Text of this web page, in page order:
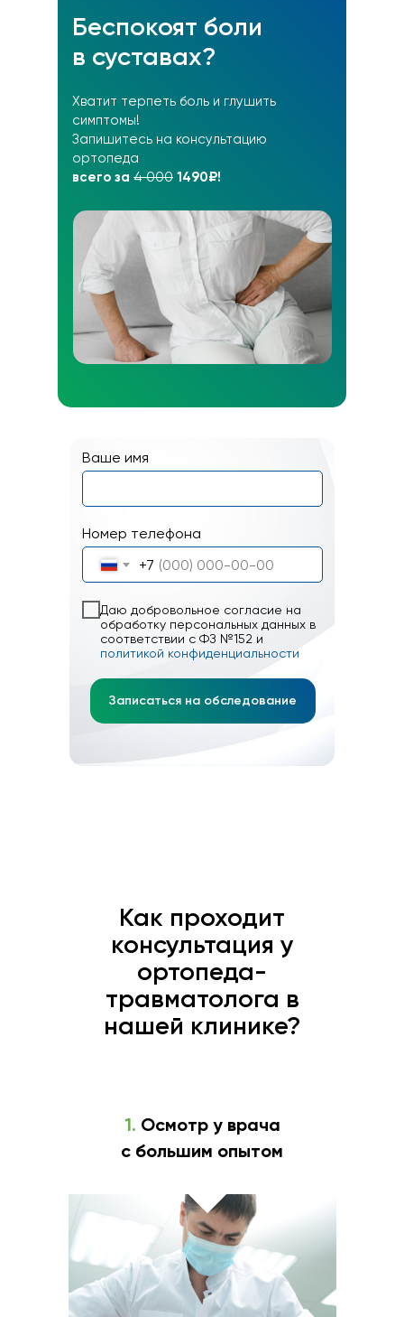
Беспокоят боли
в суставах?
Хватит терпеть боль и глушить
симптомы!
Запишитесь на консультацию
ортопеда
всего за 4 000 1490₽!
Ваше имя
Номер телефона
+7
Даю добровольное согласие на
обработку персональных данных в
соответствии с ФЗ №152 и
политикой конфиденциальности
Записаться на обследование
1. Осмотр у врача
с большим опытом
Как проходит
консультация у
ортопеда-
травматолога в
нашей клинике?